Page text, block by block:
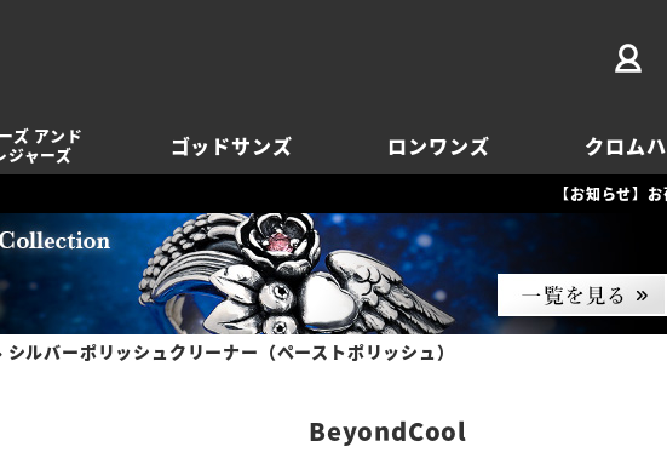
ズ アンド
ジャーズ
ゴッドサンズ ロンワンズ クロム
【お知らせ】
ルバーポリッシュクリーナー（ペーストポリッシュ）
BeyondCool